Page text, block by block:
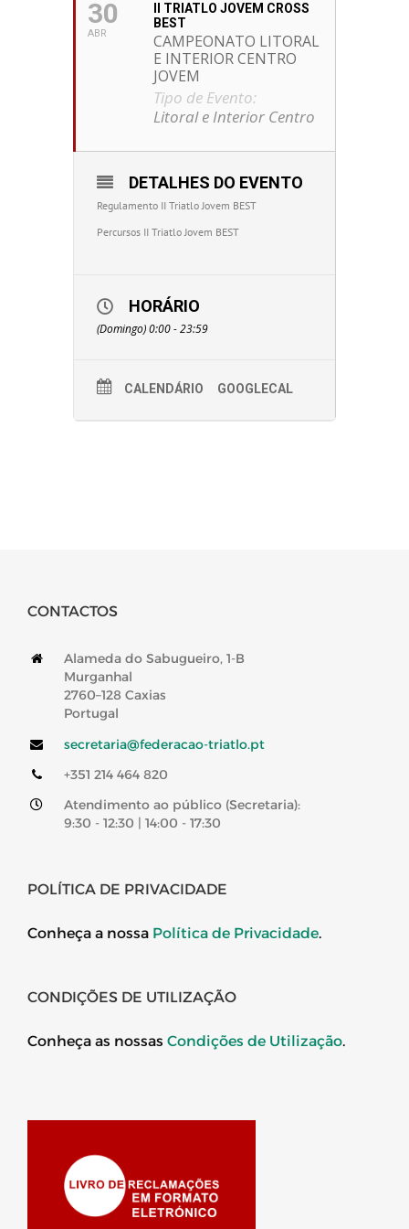
30
ABR
II TRIATLO JOVEM CROSS
BEST
CAMPEONATO LITORAL
E INTERIOR CENTRO
JOVEM
Tipo de Evento:
Litoral e Interior Centro
DETALHES DO EVENTO
Regulamento II Triatlo Jovem BEST
Percursos II Triatlo Jovem BEST
HORÁRIO
(Domingo) 0:00 - 23:59
CALENDÁRIO GOOGLECAL
CONTACTOS
Alameda do Sabugueiro, 1-B
Murganhal
2760–128 Caxias
Portugal
secretaria@federacao-triatlo.pt
+351 214 464 820
Atendimento ao público (Secretaria):
9:30 - 12:30 | 14:00 - 17:30
POLÍTICA DE PRIVACIDADE
Conheça a nossa Política de Privacidade.
CONDIÇÕES DE UTILIZAÇÃO
Conheça as nossas Condições de Utilização.